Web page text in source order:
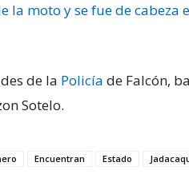
la moto y se fue de cabeza
de la Policía de Falcón,
Sotelo.
Encuentran Estado